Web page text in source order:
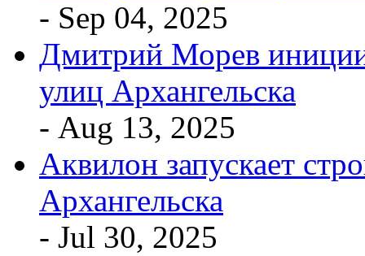
- Sep 04, 2025
Дмитрий Морев
улиц Архангельска
- Aug 13, 2025
Аквилон запускает
Архангельска
- Jul 30, 2025